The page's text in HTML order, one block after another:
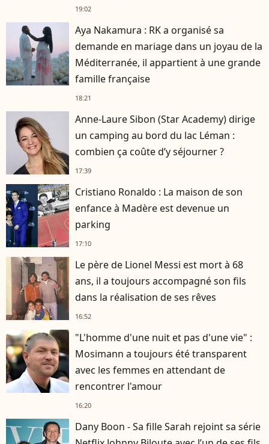
19:02
Aya Nakamura : RK a organisé sa
demande en mariage dans un joyau de la
Méditerranée, il appartient à une grande
famille française
18:21
Anne-Laure Sibon (Star Academy) dirige
un camping au bord du lac Léman :
combien ça coûte d’y séjourner ?
17:39
Cristiano Ronaldo : La maison de son
enfance à Madère est devenue un
parking
17:10
Le père de Lionel Messi est mort à 68
ans, il a toujours accompagné son fils
dans la réalisation de ses rêves
16:52
"L'homme d'une nuit et pas d'une vie" :
Mosimann a toujours été transparent
avec les femmes en attendant de
rencontrer l'amour
16:20
Dany Boon - Sa fille Sarah rejoint sa série